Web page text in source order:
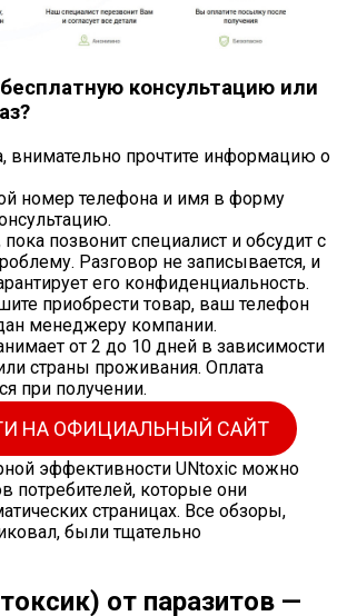
консультацию или
внимательно прочтите информацию о
номер телефона и имя в форму
позвонит специалист и обсудит с
Разговор не записывается, и
его конфиденциальность.
приобрести товар, ваш телефон
менеджеру компании.
от 2 до 10 дней в зависимости
страны проживания. Оплата
при получении.
НА ОФИЦИАЛЬНЫЙ САЙТ
эффективности UNtoxic можно
потребителей, которые они
страницах. Все обзоры,
были тщательно
от паразитов —